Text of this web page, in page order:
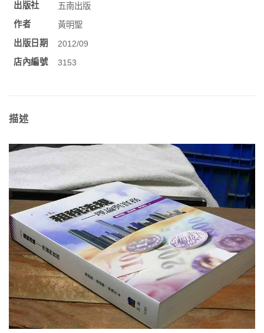
出版社
五南出版
作者
黃明聖
出版日期
2012/09
店內編號
3153
描述